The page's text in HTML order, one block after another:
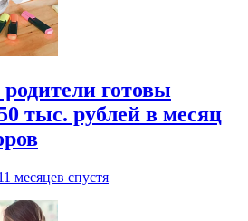
готовы
тыс. рублей в месяц
месяцев спустя